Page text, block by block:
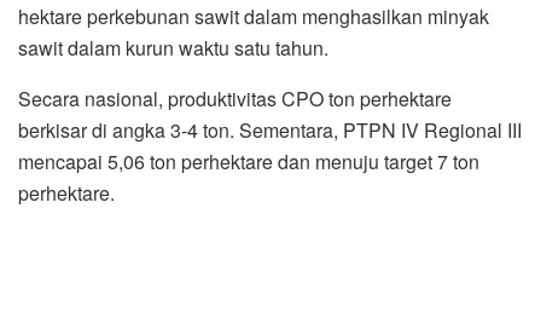
hektare perkebunan sawit dalam menghasilkan minyak
sawit dalam kurun waktu satu tahun.
Secara nasional, produktivitas CPO ton perhektare
berkisar di angka 3-4 ton. Sementara, PTPN IV Regional III
mencapai 5,06 ton perhektare dan menuju target 7 ton
perhektare.